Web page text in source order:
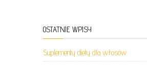
OSTATNIE WPISY
Suplementy diety dla włosów